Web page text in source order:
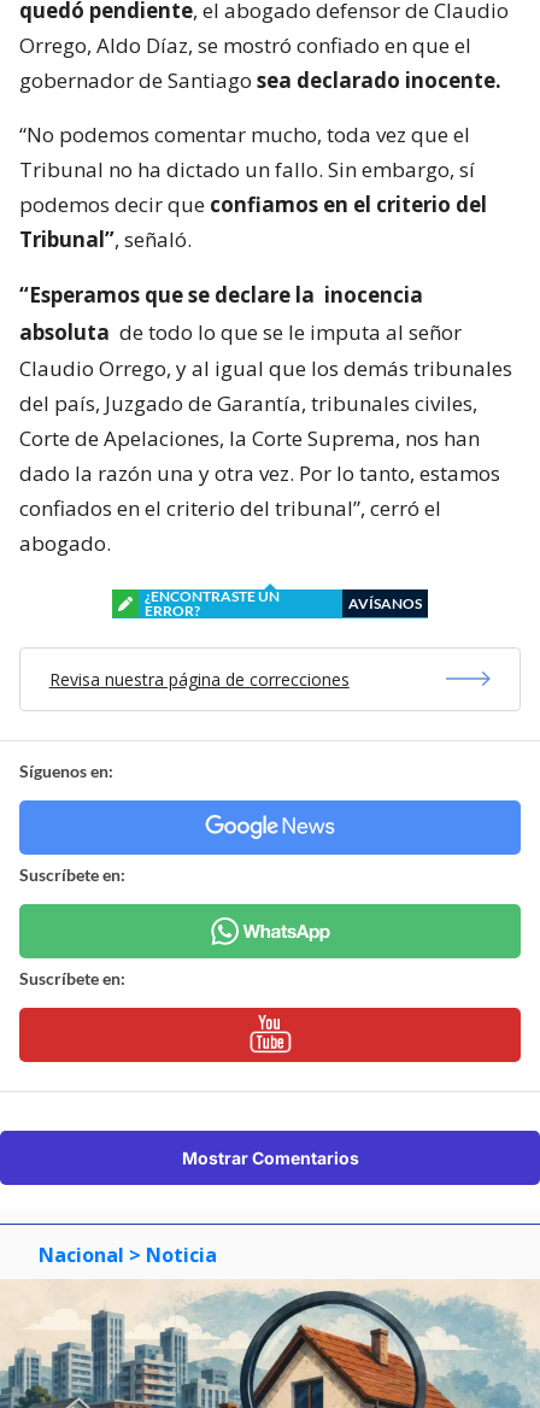
quedó pendiente, el abogado defensor de Claudio
Orrego, Aldo Díaz, se mostró confiado en que el
gobernador de Santiago sea declarado inocente.
“No podemos comentar mucho, toda vez que el
Tribunal no ha dictado un fallo. Sin embargo, sí
podemos decir que confiamos en el criterio del
Tribunal”, señaló.
“Esperamos que se declare la inocencia
absoluta de todo lo que se le imputa al señor
Claudio Orrego, y al igual que los demás tribunales
del país, Juzgado de Garantía, tribunales civiles,
Corte de Apelaciones, la Corte Suprema, nos han
dado la razón una y otra vez. Por lo tanto, estamos
confiados en el criterio del tribunal”, cerró el
abogado.
¿ENCONTRASTE UN
ERROR?
AVÍSANOS
Revisa nuestra página de correcciones
Síguenos en:
Suscríbete en:
Suscríbete en:
Mostrar Comentarios
Nacional > Noticia